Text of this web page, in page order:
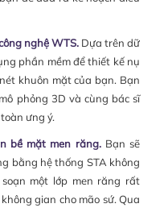
nghệ WTS.Dựa trên dữ
phần mềm để thiết kế nụ
khuôn mặt của bạn. Bạn
phỏng 3D và cùng bác sĩ
ưng ý.
bề mặt men răng.Bạn sẽ
bằng hệ thống STA không
một lớp men răng rất
gian cho mão sứ. Qua